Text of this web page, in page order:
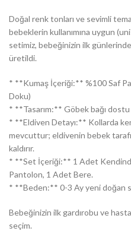
Doğal renk tonları ve sevimli
bebeklerin kullanımına uygun
setimiz, bebeğinizin ilk
üretildi.
* **Kumaş İçeriği:** %100 Saf
Doku)
* **Tasarım:** Göbek bağı dostu
* **Eldiven Detayı:** Kollarda
mevcuttur; eldivenin bebek
kaldırır.
* **Set İçeriği:** 1 Adet
Pantolon, 1 Adet Bere.
* **Beden:** 0-3 Ay yeni doğan
Bebeğinizin ilk gardırobu ve
seçim.